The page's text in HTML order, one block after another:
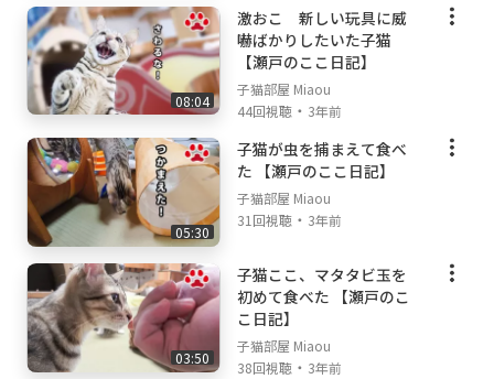
08:04
激おこ 新しい玩具に威
嚇ばかりしたいた子猫
【瀬戸のここ日記】
子猫部屋 Miaou
44回視聴 ・ 3年前
05:30
子猫が虫を捕まえて食べ
た 【瀬戸のここ日記】
子猫部屋 Miaou
31回視聴 ・ 3年前
03:50
子猫ここ、マタタビ玉を
初めて食べた 【瀬戸のこ
こ日記】
子猫部屋 Miaou
38回視聴 ・ 3年前